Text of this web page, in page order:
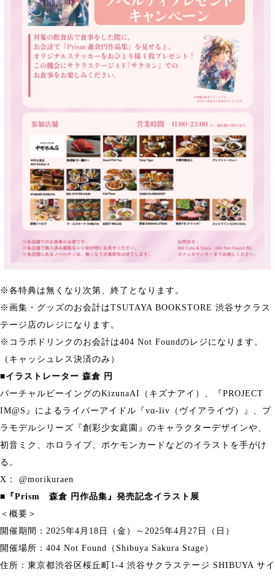
※各特典は無くなり次第、終了となります。
※画集・グッズのお会計はTSUTAYA BOOKSTORE 渋谷サクラス
テージ店のレジになります。
※コラボドリンクのお会計は404 Not Foundのレジになります。
（キャッシュレス決済のみ）
■イラストレーター 森倉 円
バーチャルビーイングのKizunaAI（キズナアイ）、『PROJECT
IM@S』によるライバーアイドル『vα-liv（ヴイアライヴ）』、プ
ラモデルシリーズ『創彩少女庭園』のキャラクターデザインや、
初音ミク、ホロライブ、ポケモンカードなどのイラストを手がけ
る。
X： @morikuraen
■『Prism 森倉 円作品集』発売記念イラスト展
＜概要＞
開催期間：2025年4月18日（金）～2025年4月27日（日）
開催場所：404 Not Found（Shibuya Sakura Stage）
住所：東京都渋谷区桜丘町1-4 渋谷サクラステージ SHIBUYA サイ